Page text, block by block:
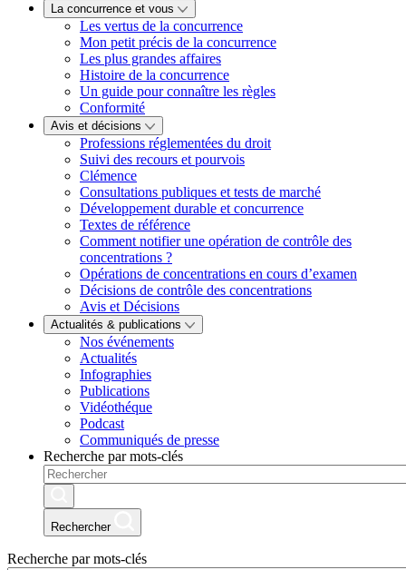
La concurrence et vous
Les vertus de la concurrence
Mon petit précis de la concurrence
Les plus grandes affaires
Histoire de la concurrence
Un guide pour connaître les règles
Conformité
Avis et décisions
Professions réglementées du droit
Suivi des recours et pourvois
Clémence
Consultations publiques et tests de marché
Développement durable et concurrence
Textes de référence
Comment notifier une opération de contrôle des
concentrations ?
Opérations de concentrations en cours d’examen
Décisions de contrôle des concentrations
Avis et Décisions
Actualités & publications
Nos événements
Actualités
Infographies
Publications
Vidéothéque
Podcast
Communiqués de presse
Recherche par mots-clés
Rechercher
Recherche par mots-clés